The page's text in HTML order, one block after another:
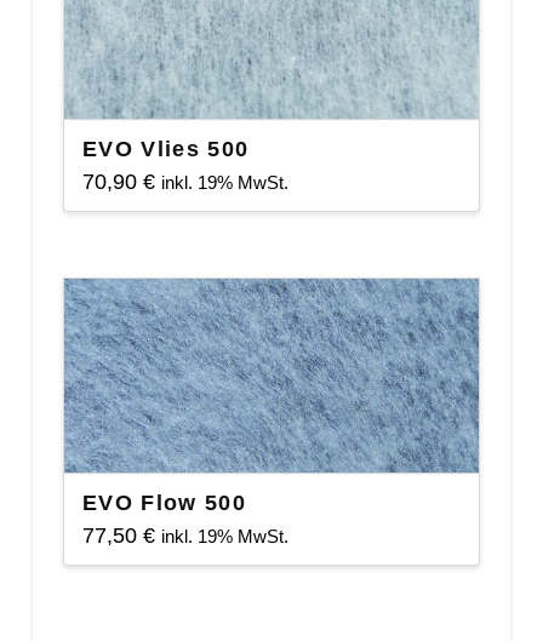
EVO Vlies 500
70,90 € inkl. 19% MwSt.
EVO Flow 500
77,50 € inkl. 19% MwSt.